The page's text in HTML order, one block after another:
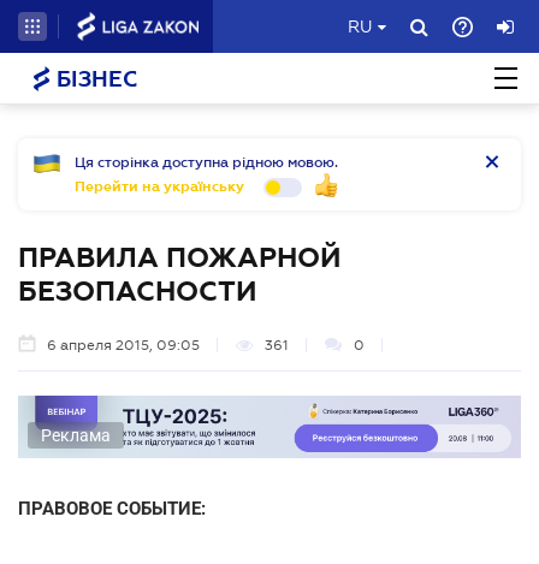
RU
БІЗНЕС
Ця сторінка доступна рідною мовою.
Перейти на українську
ПРАВИЛА ПОЖАРНОЙ
БЕЗОПАСНОСТИ
6 апреля 2015, 09:05 361 0
Реклама
ПРАВОВОЕ СОБЫТИЕ: